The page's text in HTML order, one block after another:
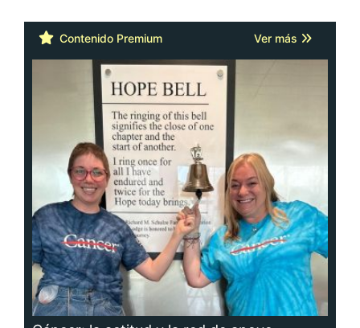
Contenido Premium Ver más